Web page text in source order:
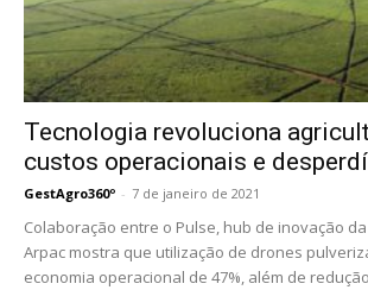
Tecnologia revoluciona
custos operacionais e
GestAgro360º - 7 de janeiro de 2021
Colaboração entre o Pulse, hub de inovação
Arpac mostra que utilização de drones
economia operacional de 47%, além de